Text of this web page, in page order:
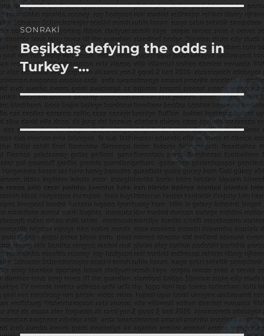
SONRAKI
Sonraki
yazı:
Beşiktaş defying the odds in
Turkey -…